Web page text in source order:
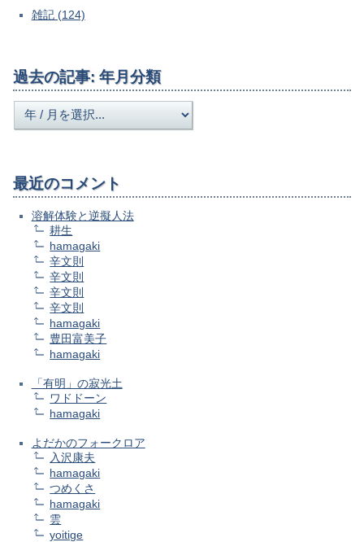
雑記 (124)
過去の記事: 年月分類
最近のコメント
溶解体験と逆擬人法
耕生
hamagaki
辛文則
辛文則
辛文則
辛文則
hamagaki
豊田富美子
hamagaki
「有明」の寂光土
ワドドーン
hamagaki
よだかのフォークロア
入沢康夫
hamagaki
つめくさ
hamagaki
雲
yoitige